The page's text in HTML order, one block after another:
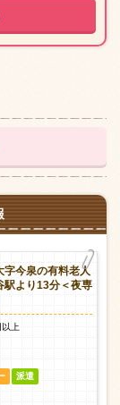
字今泉の有料老人
駅より13分＜夜専
上
派遣